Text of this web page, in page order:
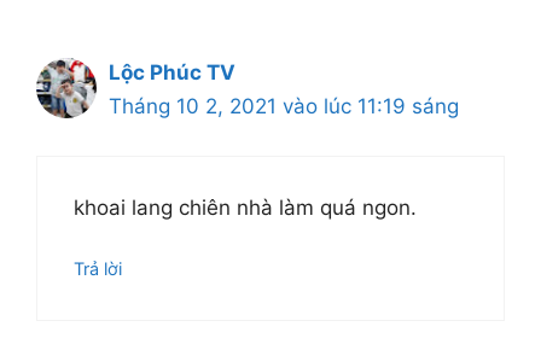
Lộc Phúc TV
Tháng 10 2, 2021 vào lúc 11:19 sáng
khoai lang chiên nhà làm quá ngon.
Trả lời